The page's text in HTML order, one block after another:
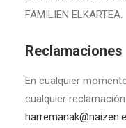
FAMILIEN ELKARTEA.
Reclamaciones
En cualquier
cualquier